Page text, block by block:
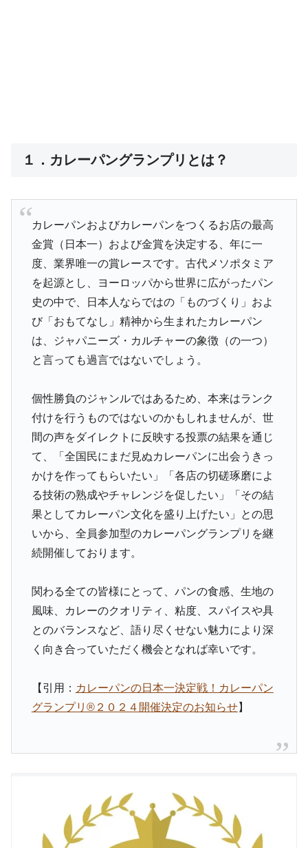
１．カレーパングランプリとは？
カレーパンおよびカレーパンをつくるお店の最高
金賞（日本一）および金賞を決定する、年に一
度、業界唯一の賞レースです。古代メソポタミア
を起源とし、ヨーロッパから世界に広がったパン
史の中で、日本人ならではの「ものづくり」およ
び「おもてなし」精神から生まれたカレーパン
は、ジャパニーズ・カルチャーの象徴（の一つ）
と言っても過言ではないでしょう。
個性勝負のジャンルではあるため、本来はランク
付けを行うものではないのかもしれませんが、世
間の声をダイレクトに反映する投票の結果を通じ
て、「全国民にまだ見ぬカレーパンに出会うきっ
かけを作ってもらいたい」「各店の切磋琢磨によ
る技術の熟成やチャレンジを促したい」「その結
果としてカレーパン文化を盛り上げたい」との思
いから、全員参加型のカレーパングランプリを継
続開催しております。
関わる全ての皆様にとって、パンの食感、生地の
風味、カレーのクオリティ、粘度、スパイスや具
とのバランスなど、語り尽くせない魅力により深
く向き合っていただく機会となれば幸いです。
【引用： カレーパンの日本一決定戦！カレーパン
グランプリ®️２０２４開催決定のお知らせ】